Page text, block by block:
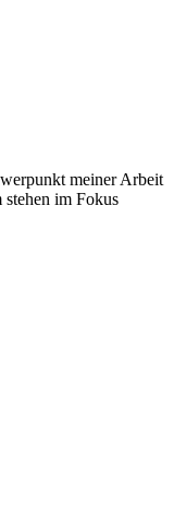
meiner Arbeit
im Fokus